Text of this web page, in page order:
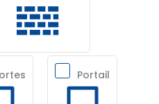
Portail